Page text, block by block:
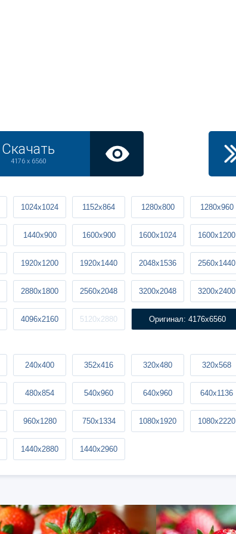
Скачать
4176 x 6560
1024x1024 1152x864 1280x800 1280x960
1440x900 1600x900 1600x1024 1600x1200
1920x1200 1920x1440 2048x1536 2560x1440
2880x1800 2560x2048 3200x2048 3200x2400
4096x2160 5120x2880 Оригинал: 4176x6560
240x400 352x416 320x480 320x568
480x854 540x960 640x960 640x1136
960x1280 750x1334 1080x1920 1080x2220
1440x2880 1440x2960